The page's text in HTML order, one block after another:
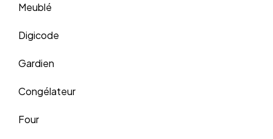
Meublé
Digicode
Gardien
Congélateur
Four